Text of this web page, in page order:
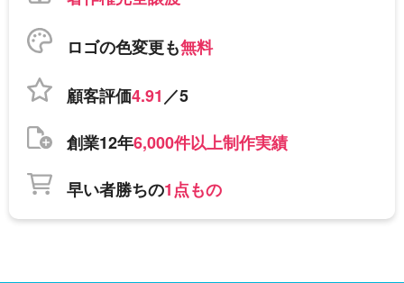
ロゴの色変更も無料
顧客評価4.91／5
創業12年6,000件以上制作実績
早い者勝ちの1点もの